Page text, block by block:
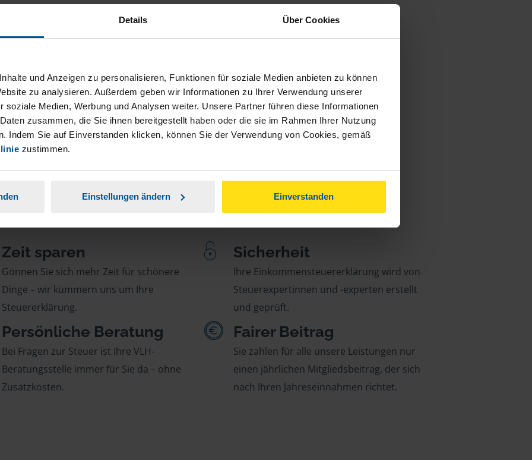
Details Über Cookies
und Anzeigen zu personalisieren, Funktionen für soziale Medien anbieten zu können
zu analysieren. Außerdem geben wir Informationen zu Ihrer Verwendung unserer
soziale Medien, Werbung und Analysen weiter. Unsere Partner führen diese Informationen
zusammen, die Sie ihnen bereitgestellt haben oder die sie im Rahmen Ihrer Nutzung
Indem Sie auf Einverstanden klicken, können Sie der Verwendung von Cookies, gemäß
zustimmen.
Einstellungen ändern Einverstanden
Arbeitnehmer, Beamte, Auszubildende,
(StBerG). Auch bei Einkünften
der geeignete Dienstleister für Sie.
Tätigkeit und umsatzsteuerpflichtigen
Zeit sparen
Gönnen Sie sich mehr Zeit für schönere
Dinge – wir kümmern uns um Ihre
Steuererklärung.
Sicherheit
Ihre Einkommensteuererklärung wird von
Steuerexpertinnen und -experten erstellt
und geprüft.
Persönliche Beratung
Bei Fragen zur Steuer ist Ihre VLH-
Beratungsstelle immer für Sie da – ohne
Zusatzkosten.
Fairer Beitrag
Sie zahlen für alle unsere Leistungen nur
einen jährlichen Mitgliedsbeitrag, der sich
nach Ihren Jahreseinnahmen richtet.